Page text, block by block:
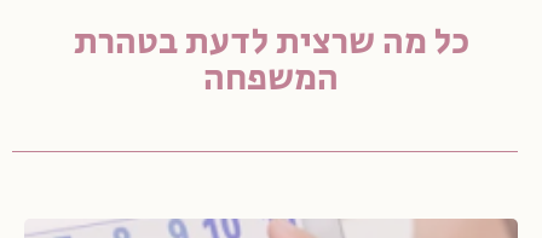
כל מה שרצית לדעת בטהרת
המשפחה